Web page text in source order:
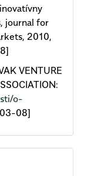
journal for
2010,
VENTURE
o-
08]